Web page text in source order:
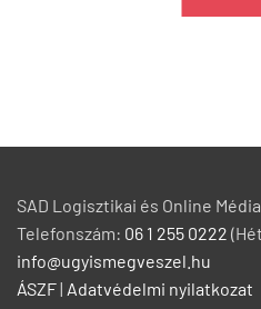
SAD Logisztikai és Online
Telefonszám: 06 1 255 0222
info@ugyismegveszel.hu
ÁSZF| Adatvédelmi nyilatkozat